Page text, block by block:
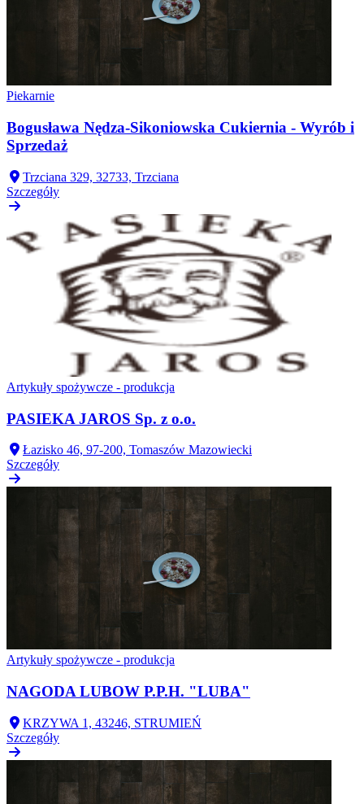
Piekarnie
Bogusława Nędza-Sikoniowska Cukiernia - Wyrób i
Sprzedaż
Trzciana 329, 32733, Trzciana
Szczegóły
Artykuły spożywcze - produkcja
PASIEKA JAROS Sp. z o.o.
Łazisko 46, 97-200, Tomaszów Mazowiecki
Szczegóły
Artykuły spożywcze - produkcja
NAGODA LUBOW P.P.H. "LUBA"
KRZYWA 1, 43246, STRUMIEŃ
Szczegóły